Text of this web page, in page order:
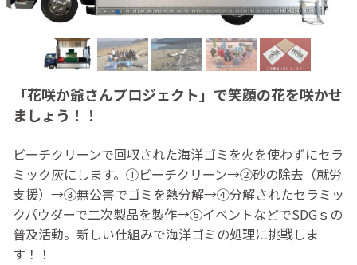
「花咲か爺さんプロジェクト」で笑顔の花を咲かせ
ましょう！！
ビーチクリーンで回収された海洋ゴミを火を使わずにセラ
ミック灰にします。①ビーチクリーン→②砂の除去（就労
支援）→③無公害でゴミを熱分解→④分解されたセラミッ
クパウダーで二次製品を製作→⑤イベントなどでSDGｓの
普及活動。新しい仕組みで海洋ゴミの処理に挑戦しま
す！！